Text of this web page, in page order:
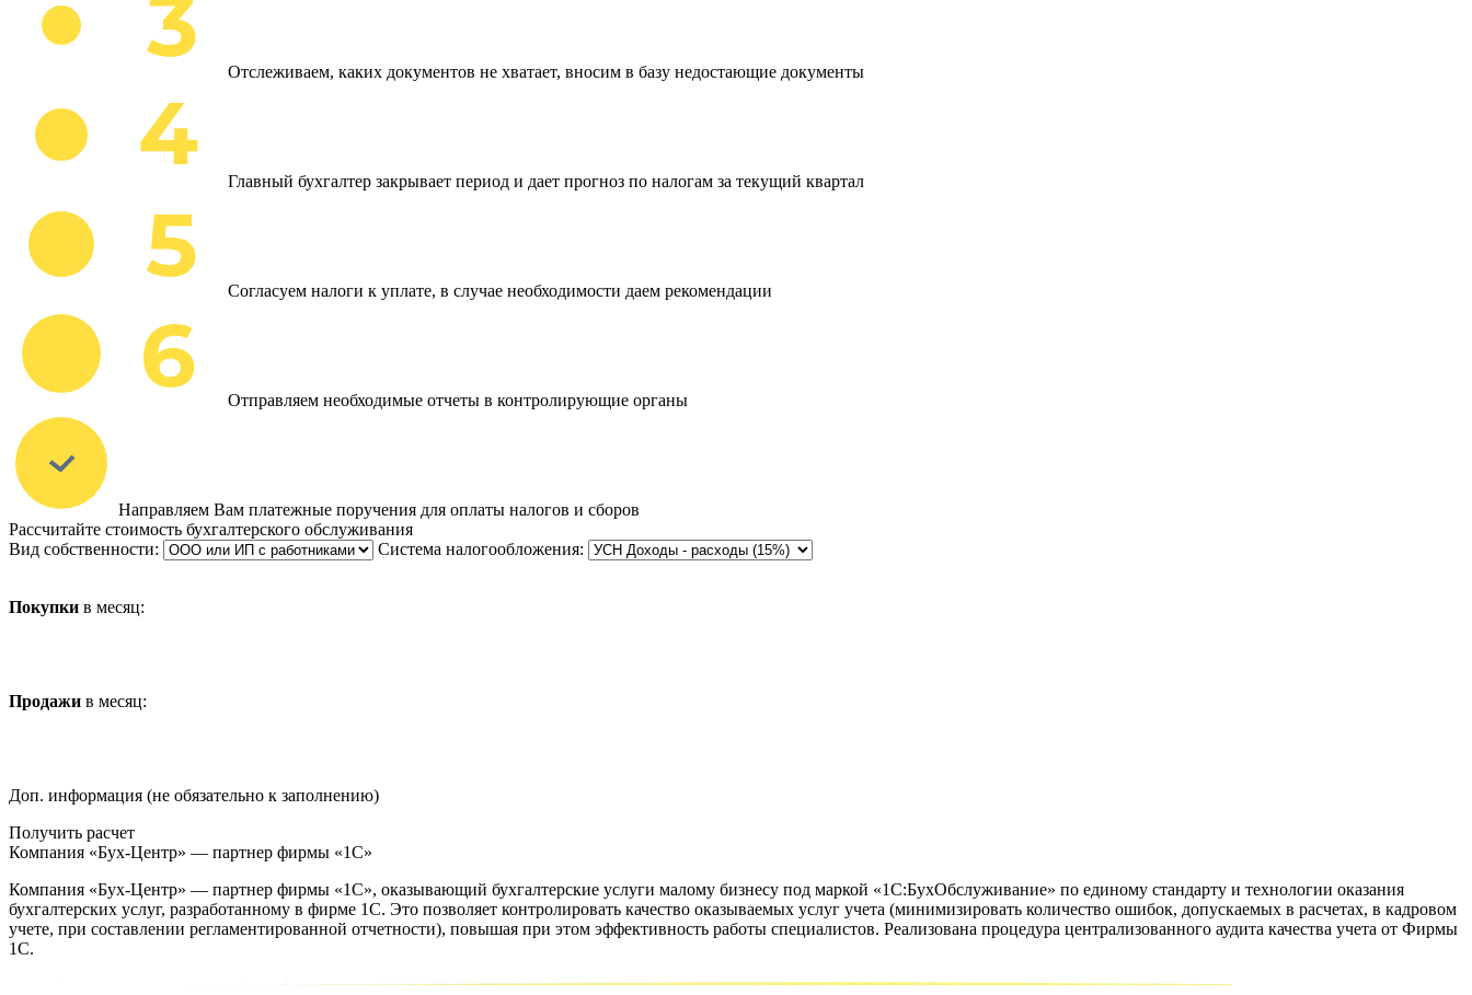
Отслеживаем, каких документов не хватает, вносим в базу недостающие документы
Главный бухгалтер закрывает период и дает прогноз по налогам за текущий квартал
Согласуем налоги к уплате, в случае необходимости даем рекомендации
Отправляем необходимые отчеты в контролирующие органы
Направляем Вам платежные поручения для оплаты налогов и сборов
Рассчитайте стоимость бухгалтерского обслуживания
Вид собственности:
Система налогообложения:
Покупки в месяц:
Продажи в месяц:
Доп. информация (не обязательно к заполнению)
Получить расчет
Компания «Бух-Центр» — партнер фирмы «1С»
Компания «Бух-Центр» — партнер фирмы «1С», оказывающий бухгалтерские услуги малому бизнесу под маркой «1С:БухОбслуживание» по единому стандарту и технологии оказания
бухгалтерских услуг, разработанному в фирме 1С. Это позволяет контролировать качество оказываемых услуг учета (минимизировать количество ошибок, допускаемых в расчетах, в кадровом
учете, при составлении регламентированной отчетности), повышая при этом эффективность работы специалистов. Реализована процедура централизованного аудита качества учета от Фирмы
1С.